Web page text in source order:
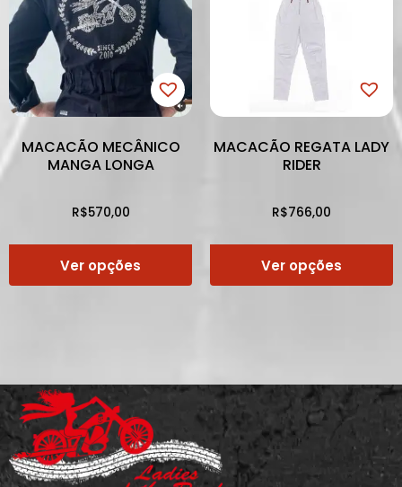
MACACÃO MECÂNICO
MANGA LONGA
R$570,00
Ver opções
MACACÃO REGATA LADY
RIDER
R$766,00
Ver opções